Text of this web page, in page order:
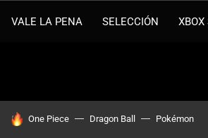
VALE LA PENA SELECCIÓN XBOX
HOY SE HABLA DE
One Piece Dragon Ball Pokémon